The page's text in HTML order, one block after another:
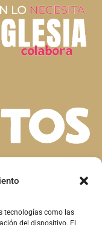
tecnologías como las
del dispositivo. El
Espíritu
la